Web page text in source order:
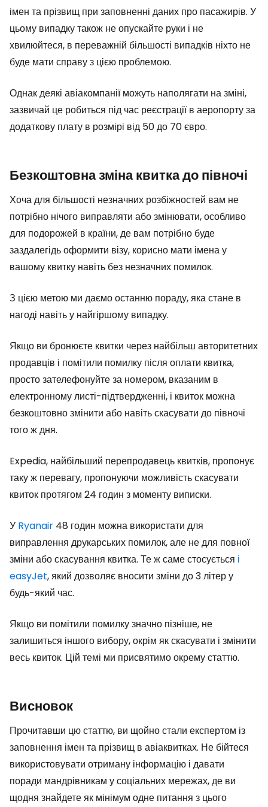
імен та прізвищ при заповненні даних про пасажирів. У
цьому випадку також не опускайте руки і не
хвилюйтеся, в переважній більшості випадків ніхто не
буде мати справу з цією проблемою.
Однак деякі авіакомпанії можуть наполягати на зміні,
зазвичай це робиться під час реєстрації в аеропорту за
додаткову плату в розмірі від 50 до 70 євро.
Безкоштовна зміна квитка до півночі
Хоча для більшості незначних розбіжностей вам не
потрібно нічого виправляти або змінювати, особливо
для подорожей в країни, де вам потрібно буде
заздалегідь оформити візу, корисно мати імена у
вашому квитку навіть без незначних помилок.
З цією метою ми даємо останню пораду, яка стане в
нагоді навіть у найгіршому випадку.
Якщо ви бронюєте квитки через найбільш авторитетних
продавців і помітили помилку після оплати квитка,
просто зателефонуйте за номером, вказаним в
електронному листі-підтвердженні, і квиток можна
безкоштовно змінити або навіть скасувати до півночі
того ж дня.
Expedia, найбільший перепродавець квитків, пропонує
таку ж перевагу, пропонуючи можливість скасувати
квиток протягом 24 годин з моменту виписки.
У Ryanair 48 годин можна використати для
виправлення друкарських помилок, але не для повної
зміни або скасування квитка. Те ж саме стосується і
easyJet, який дозволяє вносити зміни до 3 літер у
будь-який час.
Якщо ви помітили помилку значно пізніше, не
залишиться іншого вибору, окрім як скасувати і змінити
весь квиток. Цій темі ми присвятимо окрему статтю.
Висновок
Прочитавши цю статтю, ви щойно стали експертом із
заповнення імен та прізвищ в авіаквитках. Не бійтеся
використовувати отриману інформацію і давати
поради мандрівникам у соціальних мережах, де ви
щодня знайдете як мінімум одне питання з цього